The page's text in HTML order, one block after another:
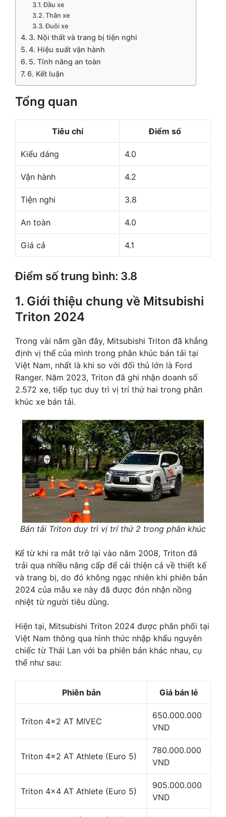
Đầu xe
Thân xe
Đuôi xe
3. Nội thất và trang bị tiện nghi
4. Hiệu suất vận hành
5. Tính năng an toàn
6. Kết luận
Tổng quan
Tiêu chí Điểm số
Kiểu dáng 4.0
Vận hành 4.2
Tiện nghi 3.8
An toàn 4.0
Giá cả 4.1
Điểm số trung bình: 3.8
1. Giới thiệu chung về Mitsubishi
Triton 2024
Trong vài năm gần đây, Mitsubishi Triton đã khẳng
định vị thế của mình trong phân khúc bán tải tại
Việt Nam, nhất là khi so với đối thủ lớn là Ford
Ranger. Năm 2023, Triton đã ghi nhận doanh số
2.572 xe, tiếp tục duy trì vị trí thứ hai trong phân
khúc xe bán tải.
Bán tải Triton duy trì vị trí thứ 2 trong phân khúc
Kể từ khi ra mắt trở lại vào năm 2008, Triton đã
trải qua nhiều nâng cấp để cải thiện cả về thiết kế
và trang bị, do đó không ngạc nhiên khi phiên bản
2024 của mẫu xe này đã được đón nhận nồng
nhiệt từ người tiêu dùng.
Hiện tại, Mitsubishi Triton 2024 được phân phối tại
Việt Nam thông qua hình thức nhập khẩu nguyên
chiếc từ Thái Lan với ba phiên bản khác nhau, cụ
thể như sau:
Phiên bản Giá bán lẻ
Triton 4×2 AT MIVEC
650.000.000
VND
Triton 4×2 AT Athlete (Euro 5)
780.000.000
VND
Triton 4×4 AT Athlete (Euro 5)
905.000.000
VND